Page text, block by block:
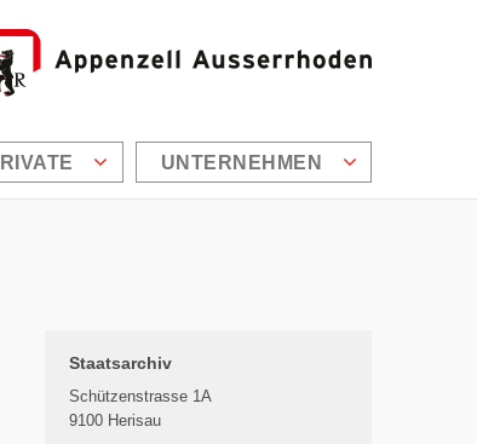
UNTERNEHMEN
Staatsarchiv
Schützenstrasse 1A
9100 Herisau